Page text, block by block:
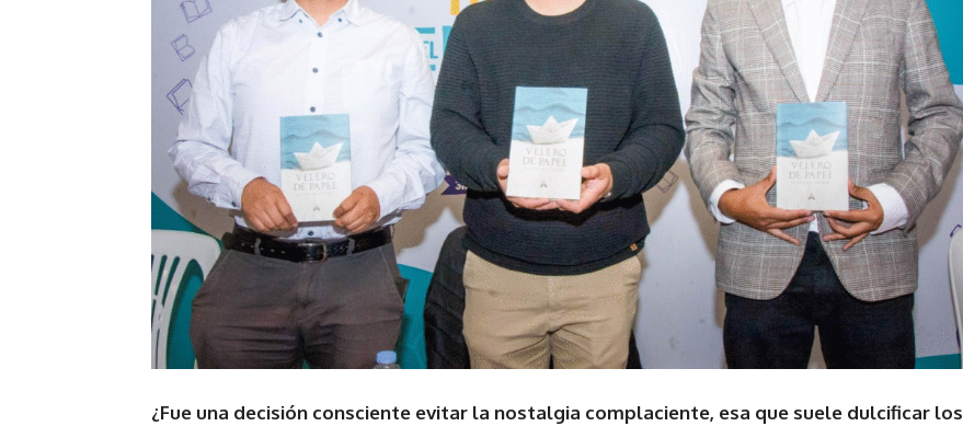
¿Fue una decisión consciente evitar la nostalgia complaciente, esa que suele dulcificar los